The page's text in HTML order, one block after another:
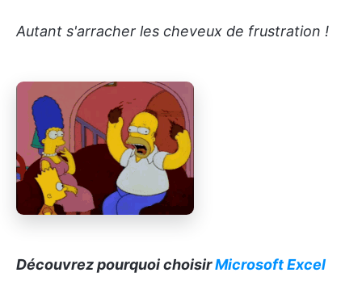
Autant s'arracher les cheveux de frustration !
Découvrez pourquoi choisirMicrosoft Excel